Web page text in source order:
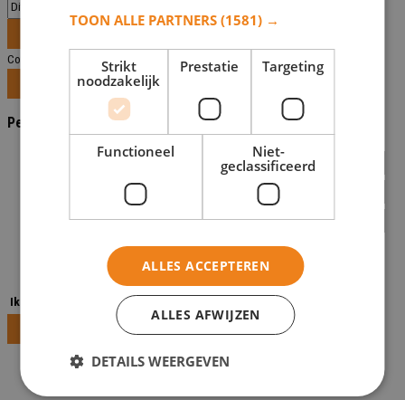
Controleer alle waarde voordat je verder gaat.
Verder naar stap 2
Persoongegevens
Telefoonnummer
Email
Opmerking
Ik accepteer de algemene voorwaarden*
Terug naar stap 1
Aanvraag afronden
Beschrijving
TOON ALLE PARTNERS(1581) →
Strikt
noodzakelijk
Prestatie Targeting
Functioneel
Niet-
geclassificeerd
ALLES ACCEPTEREN
ALLES AFWIJZEN
DETAILS WEERGEVEN